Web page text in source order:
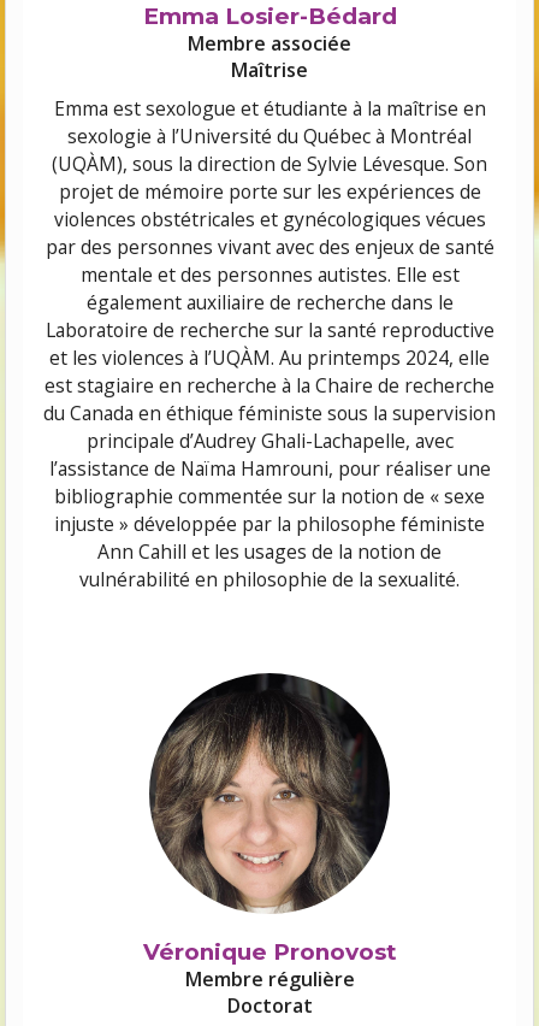
Emma Losier-Bédard
Membre associée
Maîtrise
Emma est sexologue etétudiante à la maîtrise en
sexologie à l’Université du Québecà Montréal
(UQÀM), sous la direction de Sylvie Lévesque. Son
projet de mémoire porte sur les expériences de
violences obstétricales et gynécologiques vécues
par des personnes vivant avec des enjeux de santé
mentale et des personnes autistes. Elle est
également auxiliaire de recherche dans le
Laboratoire de recherche sur la santé reproductive
et les violences à l’UQÀM. Au printemps 2024, elle
est stagiaire en recherche à la Chaire de recherche
du Canada en éthique féministe sous la supervision
principale d’Audrey Ghali-Lachapelle, avec
l’assistance de Naïma Hamrouni, pour réaliser une
bibliographie commentée sur la notion de « sexe
injuste » développée par la philosophe féministe
Ann Cahill et les usages de la notion de
vulnérabilité en philosophie de la sexualité.
Véronique Pronovost
Membre régulière
Doctorat